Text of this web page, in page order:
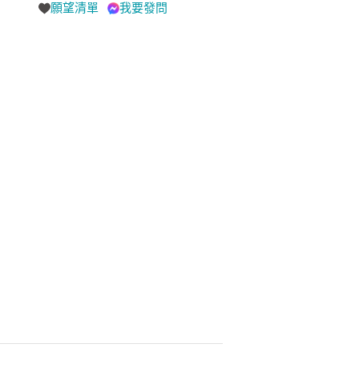
願望清單 我要發問